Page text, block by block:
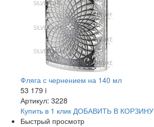
Фляга с чернением на 140 мл
53 179 i
Артикул: 3228
Купить в 1 клик ДОБАВИТЬ В КОРЗИНУ
Быстрый просмотр